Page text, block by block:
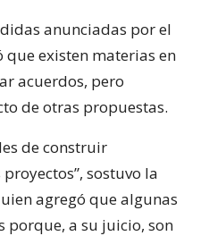
anunciadas por el
que existen materias en
acuerdos, pero
de otras propuestas.
de construir
sostuvo la
agregó que algunas
porque, a su juicio, son